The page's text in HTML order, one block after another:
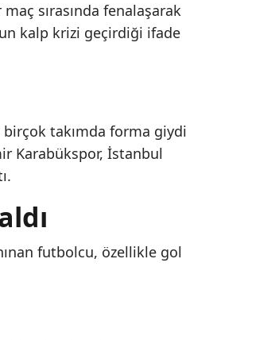
sırasında fenalaşarak
kalp krizi geçirdiği ifade
birçok takımda forma giydi
Karabükspor, İstanbul
futbolcu, özellikle gol